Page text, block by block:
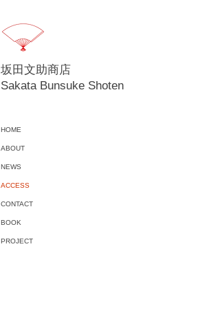
坂田文助商店
Sakata Bunsuke Shoten
HOME
ABOUT
NEWS
ACCESS
CONTACT
BOOK
PROJECT